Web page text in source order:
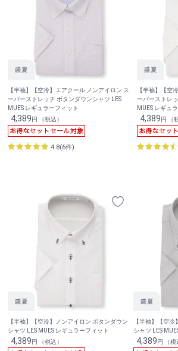
【半袖】【空冷】エアクール ノンアイロン ス
ーパーストレッチ ボタンダウンシャツ LES
MUES レギュラーフィット
4,389円 （税込）
4.8(6件)
【半袖】【空
ーパーストレ
MUES レギュ
4,389円 （
【半袖】【空冷】ノンアイロン ボタンダウン
シャツ LES MUES レギュラーフィット
4,389円 （税込）
【半袖】【空
シャツ LES
4,389円 （税